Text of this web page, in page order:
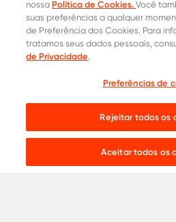
Contatos Oficiais
Onde comprar
nossa Política de Cookies.Você
suas preferências a qualquer
de Preferência dos Cookies. Para
tratamos seus dados pessoais,
de Privacidade.
Preferências de
Rejeitar todos os
Aceitar todos os